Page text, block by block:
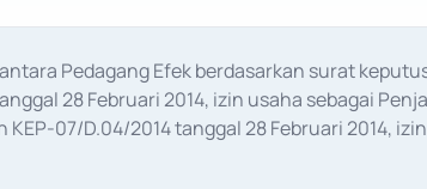
Pedagang Efek berdasarkan surat
28 Februari 2014, izin usaha sebagai
KEP-07/D.04/2014 tanggal 28 Februari 2014,